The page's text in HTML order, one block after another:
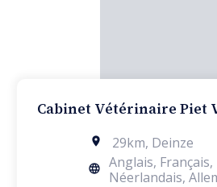
Cabinet Vétérinaire Piet
29km, Deinze
Anglais, Français,
Néerlandais,